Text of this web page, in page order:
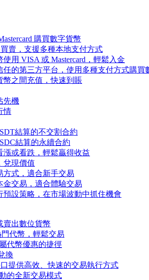
購買數字貨幣
賣，支援多種本地支付方式
使用 VISA 或 Mastercard，輕鬆入金
任的第三方平台，使用多種支付方式購買
幣之間充值，快速到賬
先機
情
結算的不交割合約
結算的永續合約
漲或看跌，輕鬆贏得收益
兌現價值
方式，適合新手交易
金交易，適合體驗交易
預設策略，在市場波動中抓住機會
賣出數位貨幣
門代幣，輕鬆交易
代幣優惠的捷徑
換
提供高效、快速的交易執行方式
的全新交易模式